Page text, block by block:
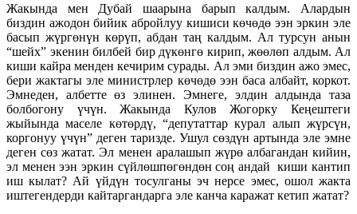
Жакында мен Дубай шаарына барып калдым. Алардын
биздин ажодон бийик абройлуу кишиси көчөдө ээн эркин эле
басып жүргөнүн көрүп, абдан таң калдым. Ал турсун анын
“шейх” экенин билбей бир дүкөнгө кирип, жөөлөп алдым. Ал
киши кайра менден кечирим сурады. Ал эми биздин ажо эмес,
бери жактагы эле министрлер көчөдө ээн баса албайт, коркот.
Эмнеден, албетте өз элинен. Эмнеге, элдин алдында таза
болбогону үчүн. Жакында Кулов Жогорку Кеңештеги
жыйында маселе көтөрдү, “депутаттар курал алып жүрсүн,
коргонуу үчүн” деген таризде. Ушул сөздүн артында эле эмне
деген сөз жатат. Эл менен аралашып жүрө албагандан кийин,
эл менен ээн эркин сүйлөшпөгөндөн соң андай киши кантип
иш кылат? Ай үйдүн тосулганы эч нерсе эмес, ошол жакта
иштегендерди кайтаргандарга эле канча каражат кетип жатат?